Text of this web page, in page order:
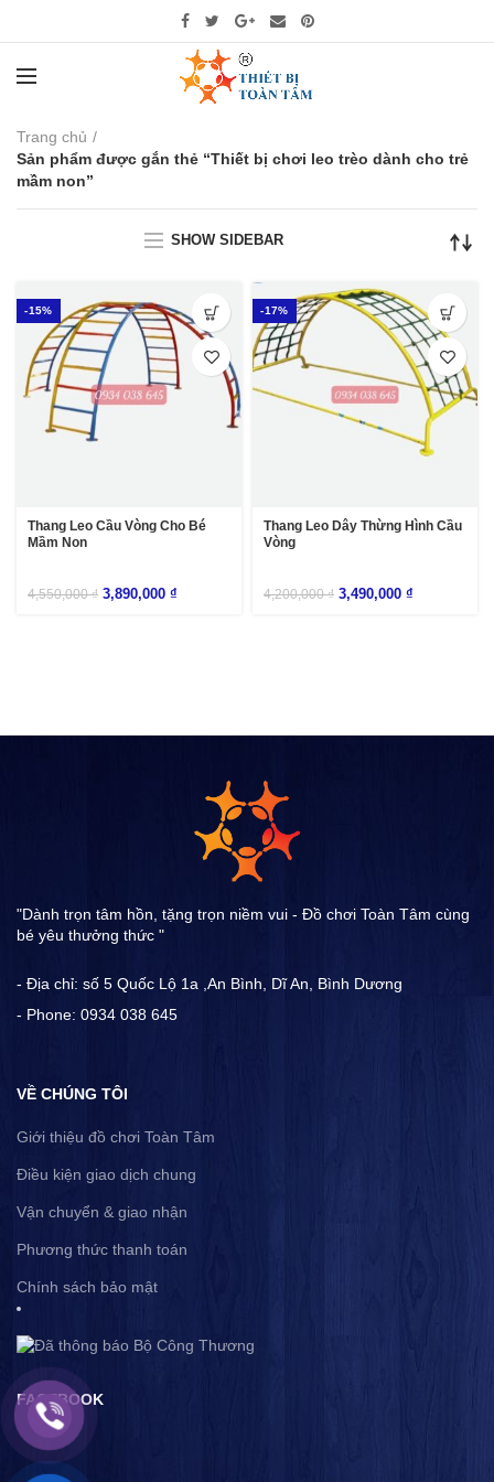
Trang chủ
Sản phẩm được gắn thẻ “Thiết bị chơi leo trèo dành cho trẻ
mầm non”
SHOW SIDEBAR
-15%
Thang Leo Cầu Vòng Cho Bé
Mầm Non
4,550,000₫ 3,890,000 ₫
-17%
Thang Leo Dây Thừng Hình Cầu
Vòng
4,200,000₫ 3,490,000 ₫
"Dành trọn tâm hồn, tặng trọn niềm vui - Đồ chơi Toàn Tâm cùng
bé yêu thưởng thức "
- Địa chỉ: số 5 Quốc Lộ 1a ,An Bình, Dĩ An, Bình Dương
- Phone: 0934 038 645
VỀ CHÚNG TÔI
Giới thiệu đồ chơi Toàn Tâm
Điều kiện giao dịch chung
Vận chuyển & giao nhận
Phương thức thanh toán
Chính sách bảo mật
FACEBOOK